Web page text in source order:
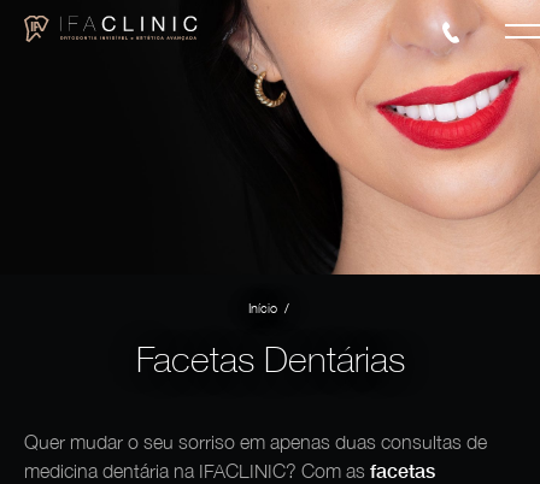
Início/
Facetas Dentárias
Quer mudar o seu sorriso em apenas duas consultas de
medicina dentária na IFACLINIC? Com as facetas